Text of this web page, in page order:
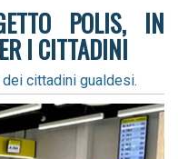
POLIS, IN
I CITTADINI
cittadini gualdesi.